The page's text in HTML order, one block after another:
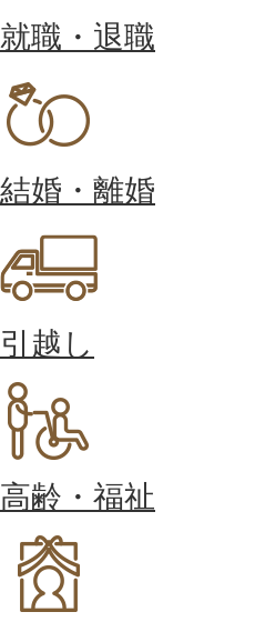
就職・退職
結婚・離婚
引越し
高齢・福祉